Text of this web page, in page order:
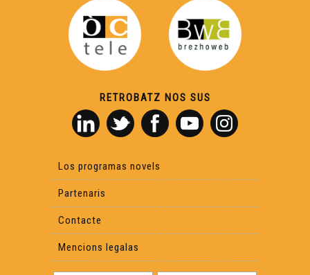
RETROBATZ NOS SUS
Los programas novels
Partenaris
Contacte
Mencions legalas